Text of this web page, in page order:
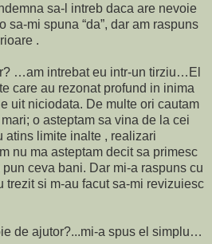
sa-l intreb daca are nevoie
sa-mi spuna “da”, dar am raspuns
.
…am intrebat eu intr-un tirziu…El
care au rezonat profund in inima
uit niciodata. De multe ori cautam
o asteptam sa vina de la cei
atins limite inalte , realizari
nu ma asteptam decit sa primesc
ceva bani. Dar mi-a raspuns cu
trezit si m-au facut sa-mi revizuiesc
de ajutor?...mi-a spus el simplu…